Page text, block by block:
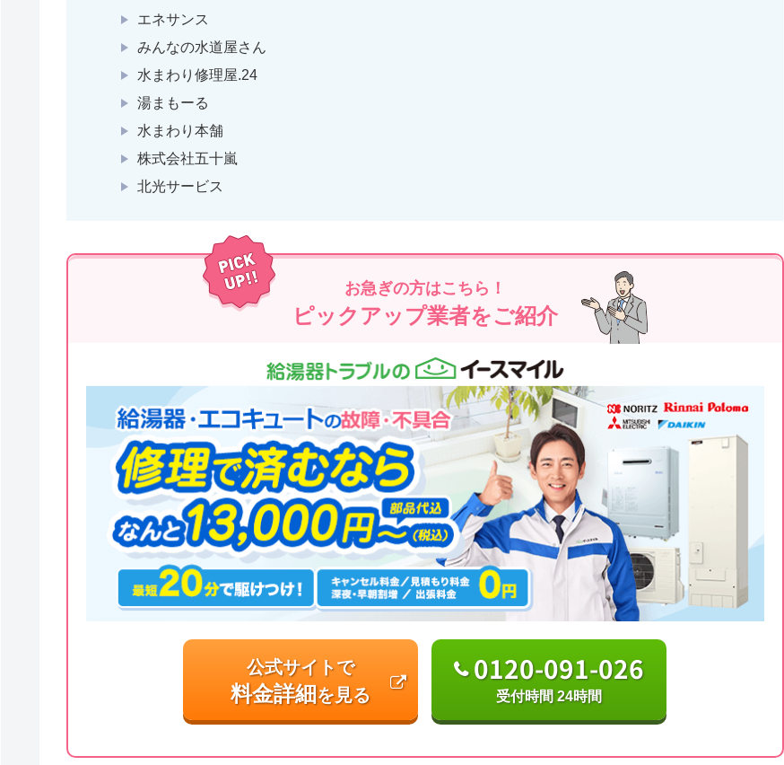
エネサンス
みんなの水道屋さん
水まわり修理屋.24
湯まもーる
水まわり本舗
株式会社五十嵐
北光サービス
お急ぎの方はこちら！
ピックアップ業者をご紹介
公式サイトで
料金詳細を見る
0120-091-026
受付時間 24時間